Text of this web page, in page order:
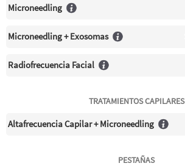
Microneedling
Microneedling + Exosomas
Radiofrecuencia Facial
TRATAMIENTOS CAPILARES
Altafrecuencia Capilar + Microneedling
PESTAÑAS